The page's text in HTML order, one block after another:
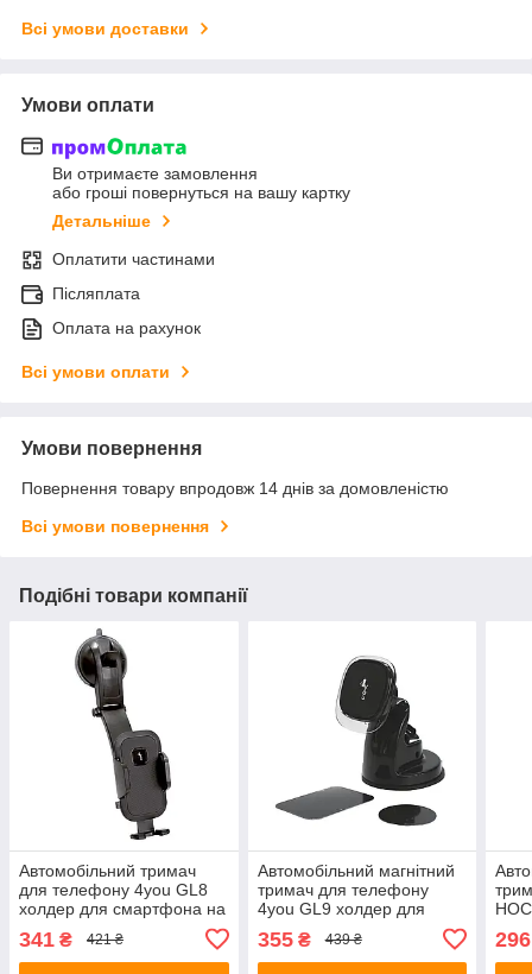
Всі умови доставки
Умови оплати
Ви отримаєте замовлення
або гроші повернуться на вашу картку
Детальніше
Оплатити частинами
Післяплата
Оплата на рахунок
Всі умови оплати
Умови повернення
Повернення товару впродовж 14 днів за домовленістю
Всі умови повернення
Подібні товари компанії
Автомобільний тримач
для телефону 4you GL8
холдер для смартфона на
341 ₴ 421 ₴
Автомобільний магнітний
тримач для телефону
4you GL9 холдер для
смартфона на торпеду та
скло Black
355₴ 439 ₴ 296